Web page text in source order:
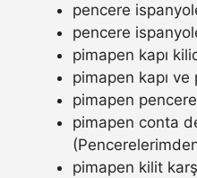
pencere
pencere
pimapen kapı
pimapen kapı
pimapen
pimapen conta
pimapen kilit